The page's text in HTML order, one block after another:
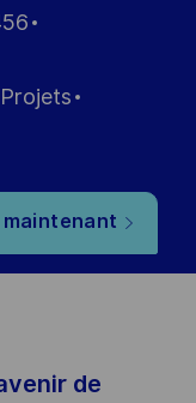
maintenant
de